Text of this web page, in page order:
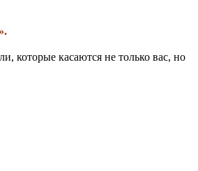
которые касаются не только вас, но